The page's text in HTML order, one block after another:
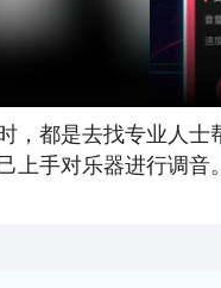
，都是去找专业人
上手对乐器进行调